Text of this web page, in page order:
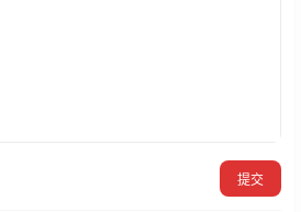
提交